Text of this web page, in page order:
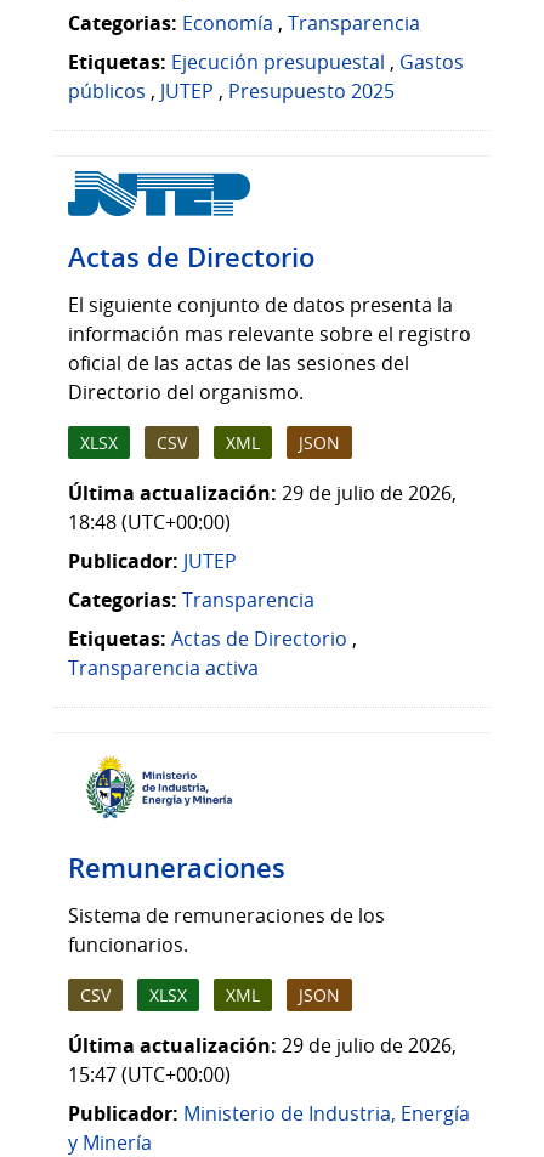
Categorias: Economía , Transparencia
Etiquetas: Ejecución presupuestal , Gastos
públicos , JUTEP , Presupuesto 2025
Actas de Directorio
El siguiente conjunto de datos presenta la
información mas relevante sobre el registro
oficial de las actas de las sesiones del
Directorio del organismo.
XLSX CSV XML JSON
Última actualización: 29 de julio de 2026,
18:48 (UTC+00:00)
Publicador: JUTEP
Categorias: Transparencia
Etiquetas: Actas de Directorio ,
Transparencia activa
Remuneraciones
Sistema de remuneraciones de los
funcionarios.
CSV XLSX XML JSON
Última actualización: 29 de julio de 2026,
15:47 (UTC+00:00)
Publicador: Ministerio de Industria, Energía
y Minería